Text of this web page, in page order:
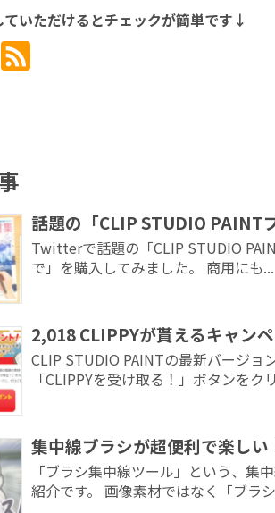
ていただけるとチェックが簡単です↓
話題の「CLIP STUDIO PAINT
Twitterで話題の「CLIP STUDIO
で」を購入してみました。 商用にも...
2,018 CLIPPYが貰えるキャンペ
CLIP STUDIO PAINTの最新バージョ
「CLIPPYを受け取る！」ボタンをク
集中線ブラシが超便利で楽しい
「ブラシ集中線ツール」という、集
紹介です。 画像素材ではなく「ブラ